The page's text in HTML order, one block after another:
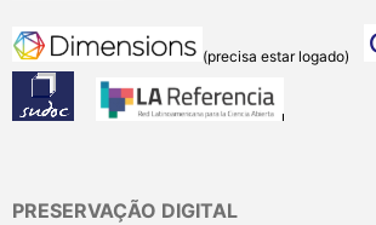
(precisa estar logado)
PRESERVAÇÃO DIGITAL